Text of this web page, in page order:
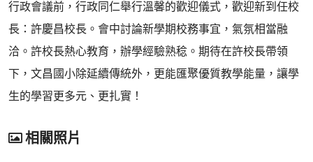
行政會議前，行政同仁舉行溫馨的歡迎儀式，歡迎新到任校
長：許慶昌校長。會中討論新學期校務事宜，氣氛相當融
洽。許校長熱心教育，辦學經驗熟稔。期待在許校長帶領
下，文昌國小除延續傳統外，更能匯聚優質教學能量，讓學
生的學習更多元、更扎實！
相關照片